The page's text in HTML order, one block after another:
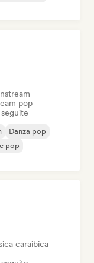
pop
Danza pop
pop
caraibica